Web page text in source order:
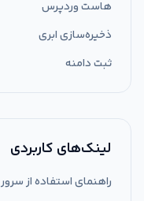
هاست وردپرس
ذخیره‌سازی ابری
ثبت دامنه
لینک‌های کاربردی
راهنمای استفاده از سرور